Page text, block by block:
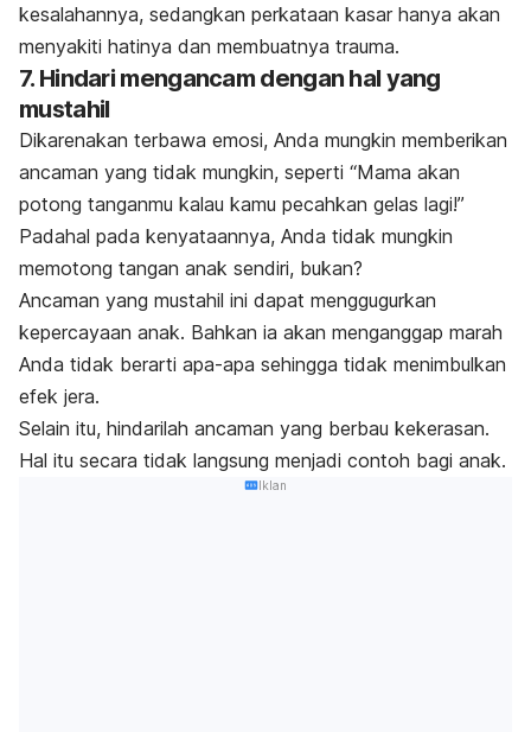
kesalahannya, sedangkan perkataan kasar hanya akan
menyakiti hatinya dan membuatnya trauma.
7. Hindari mengancam dengan hal yang
mustahil
Dikarenakan terbawa emosi, Anda mungkin memberikan
ancaman yang tidak mungkin, seperti “Mama akan
potong tanganmu kalau kamu pecahkan gelas lagi!”
Padahal pada kenyataannya, Anda tidak mungkin
memotong tangan anak sendiri, bukan?
Ancaman yang mustahil ini dapat menggugurkan
kepercayaan anak. Bahkan ia akan menganggap marah
Anda tidak berarti apa-apa sehingga tidak menimbulkan
efek jera.
Selain itu, hindarilah ancaman yang berbau kekerasan.
Hal itu secara tidak langsung menjadi contoh bagi anak.
Iklan